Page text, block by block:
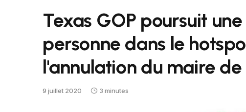
Texas GOP poursuit
personne dans le
l'annulation du maire de
9 juillet 2020 3 minutes